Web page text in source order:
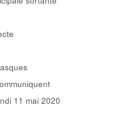
11 mai 2020